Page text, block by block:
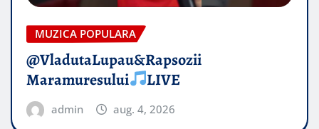
MUZICA POPULARA
@VladutaLupau&Rapsozii
Maramuresului
LIVE
admin aug. 4, 2026